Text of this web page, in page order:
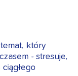
który
- stresuje,